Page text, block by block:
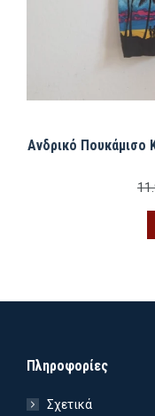
Ανδρικό Πουκάμισο
Πληροφορίες
Σχετικά